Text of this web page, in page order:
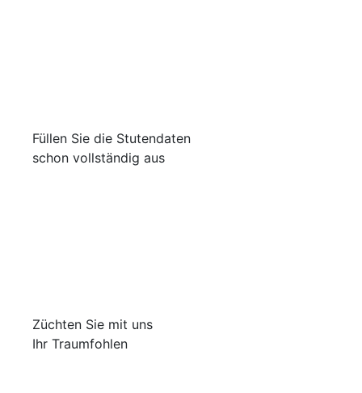
Füllen Sie die Stutendaten
schon vollständig aus
Züchten Sie mit uns
Ihr Traumfohlen